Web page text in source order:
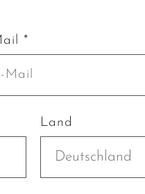
*
Land
Deutschland